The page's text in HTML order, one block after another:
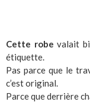
Cette robe valait
étiquette.
Pas parce que le
c’est original.
Parce que derrière